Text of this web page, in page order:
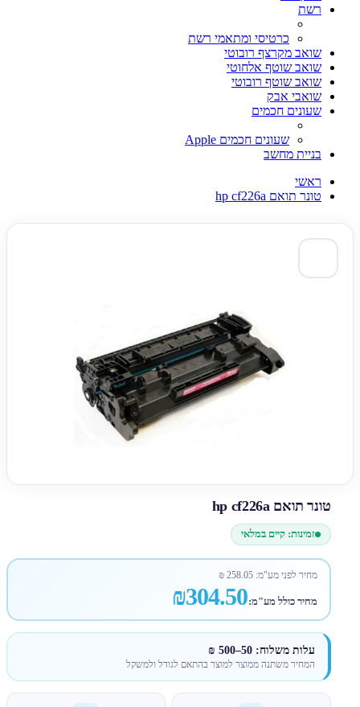
רשת
כרטיסי ומתאמי רשת
שואב מקרצף רובוטי
שואב שוטף אלחוטי
שואב שוטף רובוטי
שואבי אבק
שעונים חכמים
שעונים חכמים Apple
בניית מחשב
ראשי
טונר תואם hp cf226a
טונר תואם hp cf226a
זמינות: קיים במלאי
מחיר לפני מע"מ:258.05
₪
מחיר כולל מע"מ:₪304.50
עלות משלוח: 50–500 ₪
המחיר משתנה ממוצר למוצר בהתאם לגודל ולמשקל